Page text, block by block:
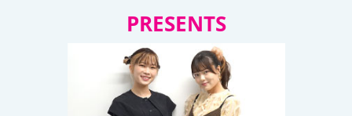
PRESENTS